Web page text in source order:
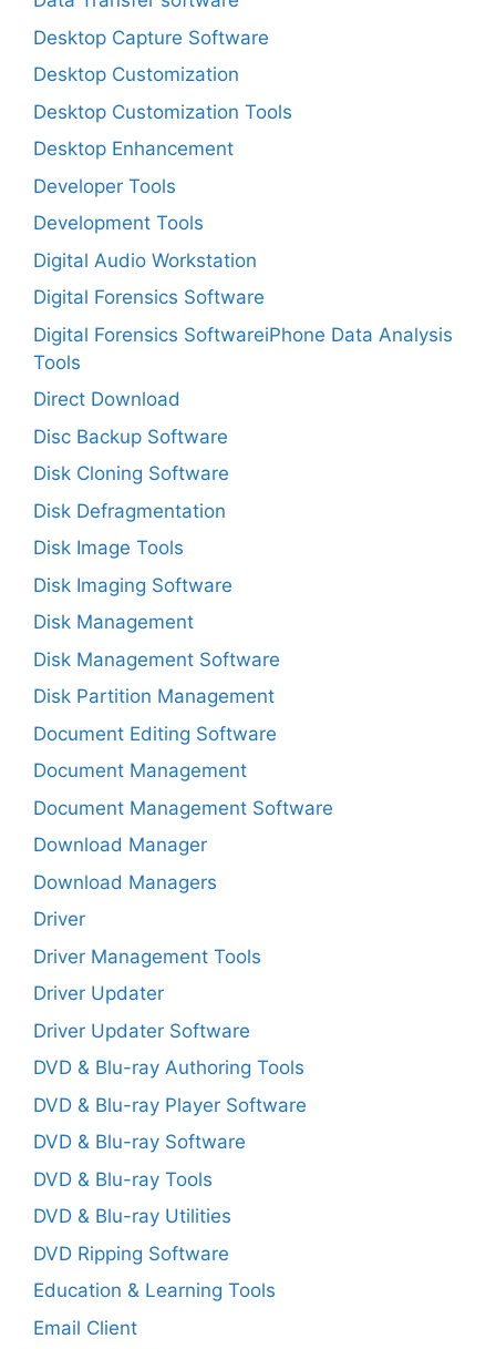
Desktop Capture Software
Desktop Customization
Desktop Customization Tools
Desktop Enhancement
Developer Tools
Development Tools
Digital Audio Workstation
Digital Forensics Software
Digital Forensics SoftwareiPhone Data Analysis
Tools
Direct Download
Disc Backup Software
Disk Cloning Software
Disk Defragmentation
Disk Image Tools
Disk Imaging Software
Disk Management
Disk Management Software
Disk Partition Management
Document Editing Software
Document Management
Document Management Software
Download Manager
Download Managers
Driver
Driver Management Tools
Driver Updater
Driver Updater Software
DVD & Blu-ray Authoring Tools
DVD & Blu-ray Player Software
DVD & Blu-ray Software
DVD & Blu-ray Tools
DVD & Blu-ray Utilities
DVD Ripping Software
Education & Learning Tools
Email Client